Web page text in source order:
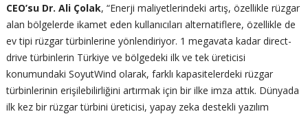
CEO’su Dr. Ali Çolak, “Enerji maliyetlerindeki artış, özellikle rüzgar
alan bölgelerde ikamet eden kullanıcıları alternatiflere, özellikle de
ev tipi rüzgar türbinlerine yönlendiriyor. 1 megavata kadar direct-
drive türbinlerin Türkiye ve bölgedeki ilk ve tek üreticisi
konumundaki SoyutWind olarak, farklı kapasitelerdeki rüzgar
türbinlerinin erişilebilirliğini artırmak için bir ilke imza attık. Dünyada
ilk kez bir rüzgar türbini üreticisi, yapay zeka destekli yazılım